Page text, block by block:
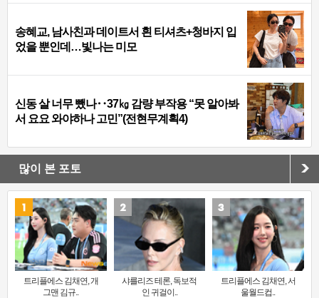
송혜교, 남사친과 데이트서 흰 티셔츠+청바지 입
었을 뿐인데…빛나는 미모
신동 살 너무 뺐나‥37㎏ 감량 부작용 “못 알아봐
서 요요 와야하나 고민”(전현무계획4)
많이 본 포토
트리플에스 김채연, 개
그맨 김규..
샤를리즈 테론, 독보적
인 귀걸이..
트리플에스 김채연, 서
울월드컵..